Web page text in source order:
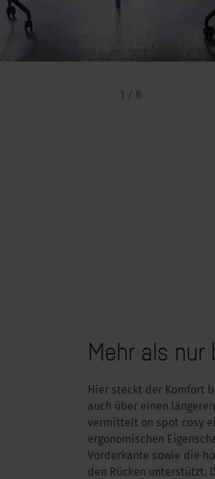
1 / 8
Mehr als nur
Hier steckt der Komfort
auch über einen
vermittelt on spot cosy
ergonomischen
Vorderkante sowie die
den Rücken unterstützt.